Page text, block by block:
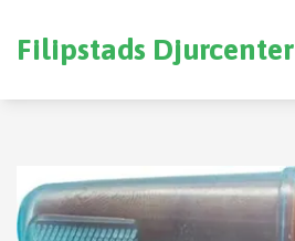
Filipstads Djurcenter